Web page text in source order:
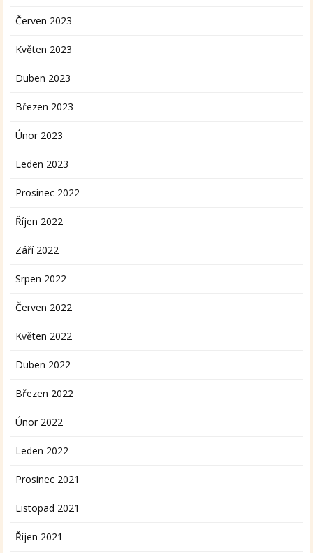
Červen 2023
Květen 2023
Duben 2023
Březen 2023
Únor 2023
Leden 2023
Prosinec 2022
Říjen 2022
Září 2022
Srpen 2022
Červen 2022
Květen 2022
Duben 2022
Březen 2022
Únor 2022
Leden 2022
Prosinec 2021
Listopad 2021
Říjen 2021